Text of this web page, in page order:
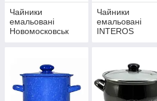
Чайники
емальовані
Новомосковськ
Чайники
емальовані
INTEROS